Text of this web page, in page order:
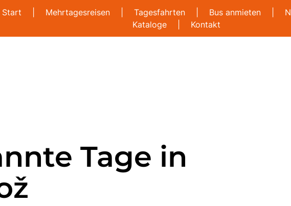
Start Mehrtagesreisen Tagesfahrten Bus anmieten
Kataloge
Kontakt
Tage in